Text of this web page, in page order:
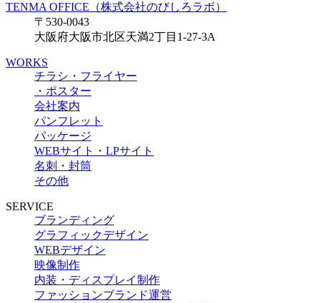
TENMA OFFICE（株式会社のびしろラボ）
〒530-0043
大阪府大阪市北区天満2丁目1-27-3A
WORKS
チラシ・フライヤー
・ポスター
会社案内
パンフレット
パッケージ
WEBサイト・LPサイト
名刺・封筒
その他
SERVICE
ブランディング
グラフィックデザイン
WEBデザイン
映像制作
内装・ディスプレイ制作
ファッションブランド運営